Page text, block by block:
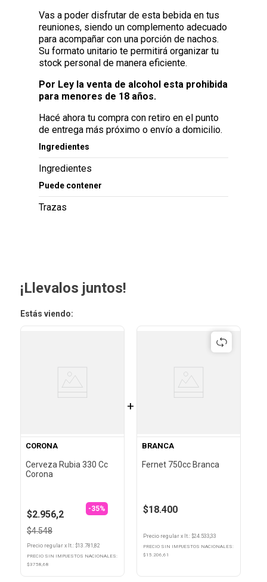
Vas a poder disfrutar de esta bebida en tus
reuniones, siendo un complemento adecuado
para acompañar con una porción de nachos.
Su formato unitario te permitirá organizar tu
stock personal de manera eficiente.
Por Ley la venta de alcohol esta prohibida
para menores de 18 años.
Hacé ahora tu compra con retiro en el punto
de entrega más próximo o envío a domicilio.
Ingredientes
Ingredientes
Puede contener
Trazas
¡Llevalos juntos!
Estás viendo:
CORONA
Cerveza Rubia 330 Cc
Corona
$2.956,2 -35%
$4.548
Precio regular x lt. : $13.781,82
PRECIO SIN IMPUESTOS NACIONALES:
$3758,68
+
BRANCA
Fernet 750cc Branca
$18.400
Precio regularx lt. : $24.533,33
PRECIO SIN IMPUESTOS NACIONALES:
$ 15.206,61